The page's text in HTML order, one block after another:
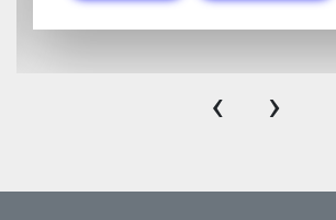
‹ ›